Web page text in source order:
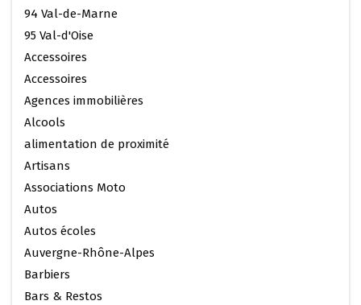
94 Val-de-Marne
95 Val-d'Oise
Accessoires
Accessoires
Agences immobilières
Alcools
alimentation de proximité
Artisans
Associations Moto
Autos
Autos écoles
Auvergne-Rhône-Alpes
Barbiers
Bars & Restos